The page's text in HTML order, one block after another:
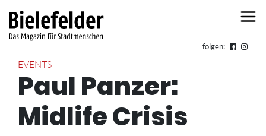
folgen:
EVENTS
Paul Panzer:
Midlife Crisis